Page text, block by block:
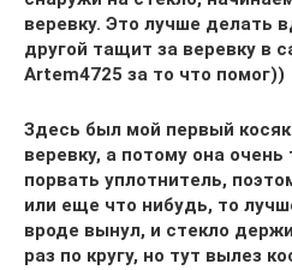
веревку. Это лучше делать
другой тащит за веревку в
Artem4725 за то что помог))
Здесь был мой первый
веревку, а потому она очень
порвать уплотнитель,
или еще что нибудь, то
вроде вынул, и стекло
раз по кругу, но тут вылез